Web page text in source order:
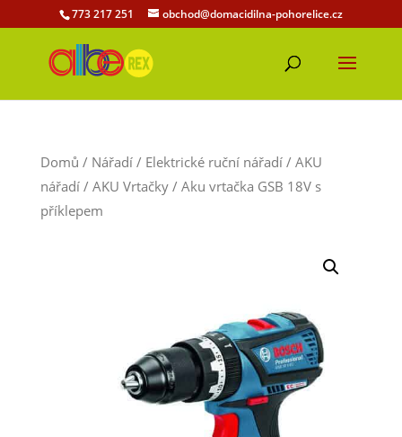
773 217 251 obchod@domacidilna-pohorelice.cz
Domů / Nářadí/ Elektrické ruční nářadí/ AKU
nářadí/ AKU Vrtačky/ Aku vrtačka GSB 18V s
příklepem